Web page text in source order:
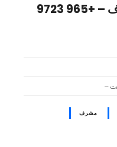
البصريات الدولية – مشرف – +965 9723
مشرف